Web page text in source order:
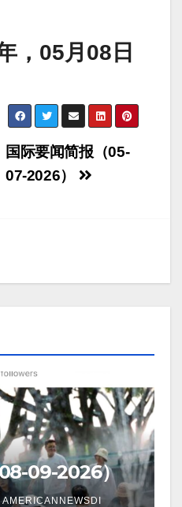
，05月08日
国际要闻简报（05-
07-2026）
09-2026）
AMERICANNEWSDI